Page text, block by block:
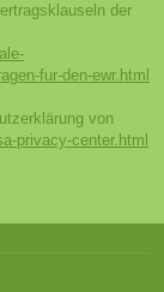
der
fur-den-ewr.html
von
privacy-center.html